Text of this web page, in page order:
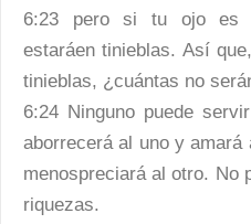
6:23 pero si tu ojo es
estaráen tinieblas. Así
tinieblas, ¿cuántas no
6:24 Ninguno puede
aborrecerá al uno y
menospreciará al otro. No
riquezas.